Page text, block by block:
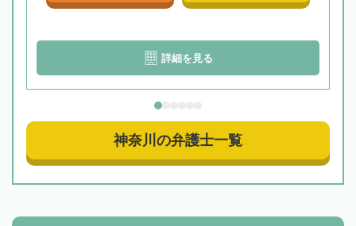
詳細を見る
神奈川の弁護士一覧